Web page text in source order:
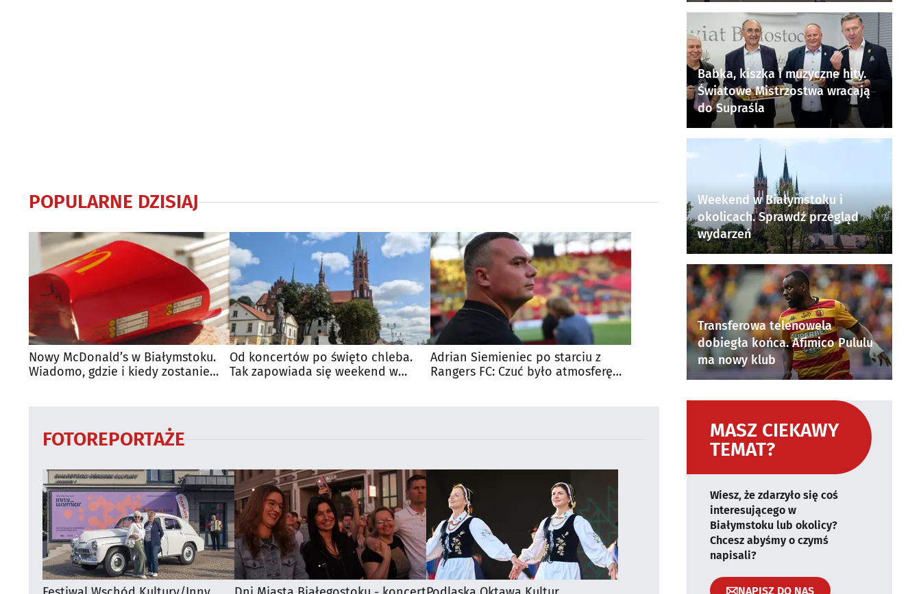
POPULARNE DZISIAJ
Nowy McDonald’s w Białymstoku.
Wiadomo, gdzie i kiedy zostanie
Od koncertów po święto chleba.
Tak zapowiada się weekend w
Adrian Siemieniec po starciu z
Rangers FC: Czuć było atmosferę
FOTOREPORTAŻE
Babka, kiszka i muzyczne hity.
Światowe Mistrzostwa wracają
do Supraśla
Weekend w Białymstoku i
okolicach. Sprawdź przegląd
wydarzeń
Transferowa telenowela
dobiegła końca. Afimico Pululu
ma nowy klub
MASZ CIEKAWY
TEMAT?
Wiesz, że zdarzyło się coś
interesującego w
Białymstoku lub okolicy?
Chcesz abyśmy o czymś
napisali?
NAPISZ DO NAS